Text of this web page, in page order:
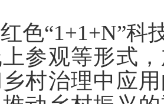
色“1+1+N”科
参观等形式
村治理中应